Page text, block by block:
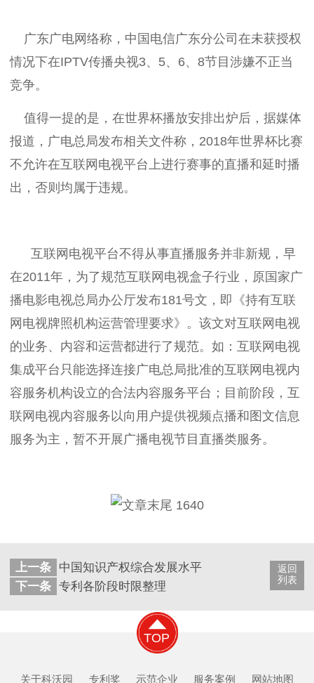
广东广电网络称，中国电信广东分公司在未获授权
情况下在IPTV传播央视3、5、6、8节目涉嫌不正当
竞争。
值得一提的是，在世界杯播放安排出炉后，据媒体
报道，广电总局发布相关文件称，2018年世界杯比赛
不允许在互联网电视平台上进行赛事的直播和延时播
出，否则均属于违规。
互联网电视平台不得从事直播服务并非新规，早
在2011年，为了规范互联网电视盒子行业，原国家广
播电影电视总局办公厅发布181号文，即《持有互联
网电视牌照机构运营管理要求》。该文对互联网电视
的业务、内容和运营都进行了规范。如：互联网电视
集成平台只能选择连接广电总局批准的互联网电视内
容服务机构设立的合法内容服务平台；目前阶段，互
联网电视内容服务以向用户提供视频点播和图文信息
服务为主，暂不开展广播电视节目直播类服务。
返回
列表
上一条
中国知识产权综合发展水平持续提升
下一条 专利各阶段时限整理
TOP
关于科沃园 专利奖 示范企业 服务案例 网站地图